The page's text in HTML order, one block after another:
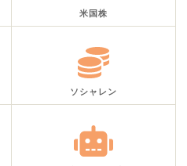
米国株
ソシャレン